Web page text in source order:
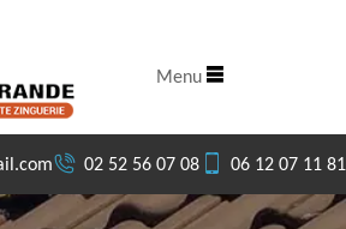
02 52 56 07 08 06 12 07 11 81
Menu